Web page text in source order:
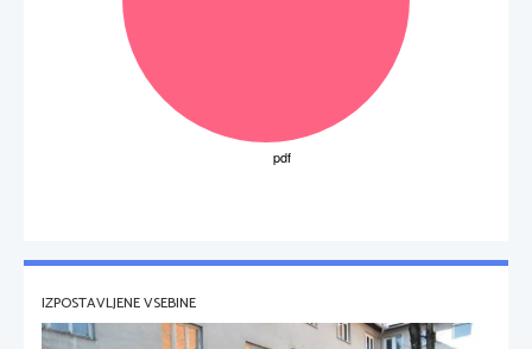
IZPOSTAVLJENE VSEBINE